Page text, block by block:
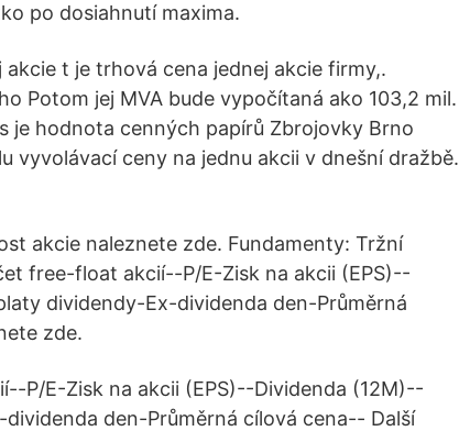
po dosiahnutí maxima.
akcie t je trhová cena jednej akcie firmy,.
Potom jej MVA bude vypočítaná ako 103,2 mil.
je hodnota cenných papírů Zbrojovky Brno
vyvolávací ceny na jednu akcii v dnešní dražbě.
akcie naleznete zde. Fundamenty: Tržní
free-float akcií--P/E-Zisk na akcii (EPS)--
dividendy-Ex-dividenda den-Průměrná
zde.
P/E-Zisk na akcii (EPS)--Dividenda (12M)--
den-Průměrná cílová cena-- Další